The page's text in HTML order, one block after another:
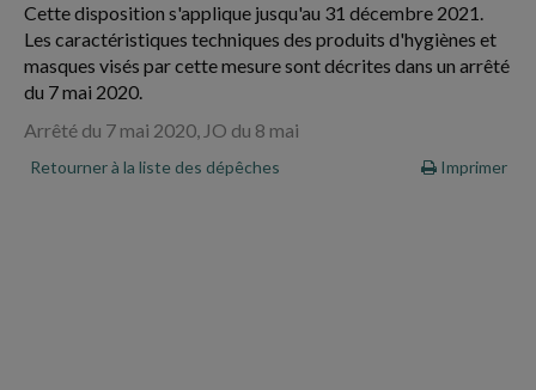
Cette disposition s'applique jusqu'au 31 décembre 2021.
Les caractéristiques techniques des produits d'hygiènes et
masques visés par cette mesure sont décrites dans un arrêté
du 7 mai 2020.
Arrêté du 7 mai 2020, JO du 8 mai
Retourner à la liste des dépêches Imprimer